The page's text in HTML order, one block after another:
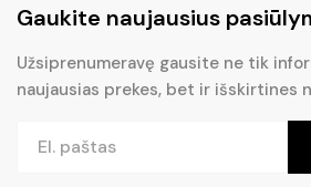
Gaukite naujausius
Užsiprenumeravę gausite ne tik
naujausias prekes, bet ir išskirtines